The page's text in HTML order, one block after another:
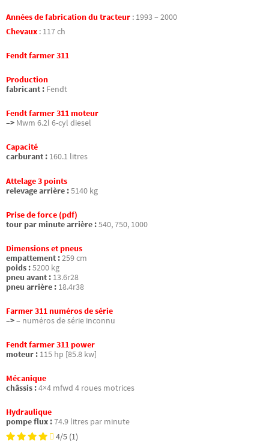
Années de fabrication du tracteur : 1993 – 2000
Chevaux : 117 ch
Fendt farmer 311
Production
fabricant : Fendt
Fendt farmer 311 moteur
–> Mwm 6.2l 6-cyl diesel
Capacité
carburant : 160.1 litres
Attelage 3 points
relevage arrière :5140 kg
Prise de force (pdf)
tour par minute arrière :540, 750, 1000
Dimensions et pneus
empattement :259 cm
poids :5200 kg
pneu avant : 13.6r28
pneu arrière : 18.4r38
Farmer 311 numéros de série
–>– numéros de série inconnu
Fendt farmer 311 power
moteur : 115 hp [85.8 kw]
Mécanique
châssis :4×4 mfwd 4 roues motrices
Hydraulique
pompe flux :74.9 litres par minute
4/5 (1)